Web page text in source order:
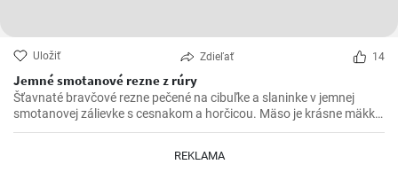
Uložiť Zdieľať 14
Jemné smotanové rezne z rúry
Šťavnaté bravčové rezne pečené na cibuľke a slaninke v jemnej
smotanovej zálievke s cesnakom a horčicou. Mäso je krásne mäkké
a doslova sa rozpadá.
REKLAMA